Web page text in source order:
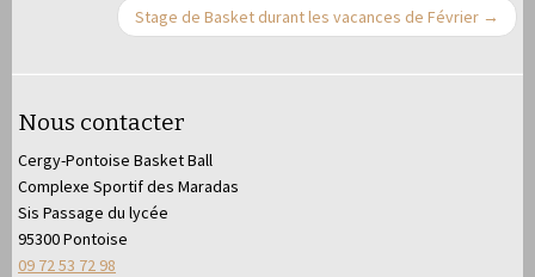
Stage de Basket durant les vacances de Février →
Nous contacter
Cergy-Pontoise Basket Ball
Complexe Sportif des Maradas
Sis Passage du lycée
95300 Pontoise
09 72 53 72 98